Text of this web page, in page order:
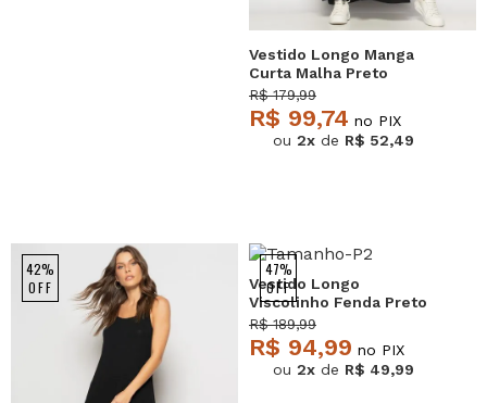
Vestido Longo Manga
Curta Malha Preto
Salvatore
R$ 179,99
R$ 99,74 no PIX
ou 2x de R$ 52,49
42%
OFF
47%
OFF
Vestido Longo
Viscolinho Fenda Preto
Salvatore
R$ 189,99
R$ 94,99 no PIX
ou 2x de R$ 49,99